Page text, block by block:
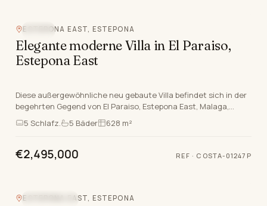
ESTEPONA EAST, ESTEPONA
Elegante moderne Villa in El Paraiso,
Estepona East
Diese außergewöhnliche neu gebaute Villa befindet sich in der
begehrten Gegend von El Paraiso, Estepona East, Malaga,
perfekt positioniert an der renommierten…
5 Schlafz. 5 Bäder 628 m²
€2,495,000 REF · COSTA-01247P
ESTEPONA EAST, ESTEPONA